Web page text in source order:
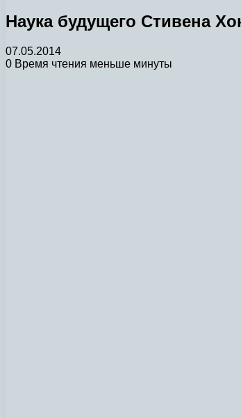
Наука будущего Стивена
07.05.2014
0 Время чтения меньше минуты